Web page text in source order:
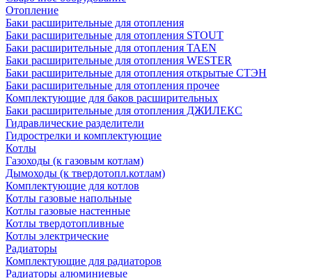
Отопление
Баки расширительные для отопления
Баки расширительные для отопления STOUT
Баки расширительные для отопления TAEN
Баки расширительные для отопления WESTER
Баки расширительные для отопления открытые СТЭН
Баки расширительные для отопления прочее
Комплектующие для баков расширительных
Баки расширительные для отопления ДЖИЛЕКС
Гидравлические разделители
Гидрострелки и комплектующие
Котлы
Газоходы (к газовым котлам)
Дымоходы (к твердотопл.котлам)
Комплектующие для котлов
Котлы газовые напольные
Котлы газовые настенные
Котлы твердотопливные
Котлы электрические
Радиаторы
Комплектующие для радиаторов
Радиаторы алюминиевые